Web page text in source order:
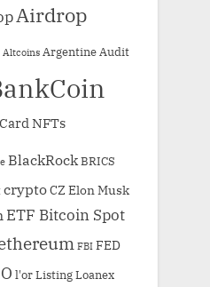
Airdrop
Altcoins ArgentineAudit
NFTs
BlackRockBRICS
cryptoCZ Elon Musk
ETF Bitcoin Spot
FBI FED
l'orListingLoanex